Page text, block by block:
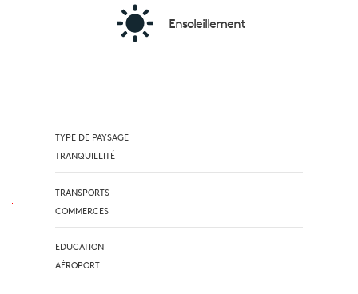
Ensoleillement
TYPE DE PAYSAGE
TRANQUILLITÉ
TRANSPORTS
COMMERCES
EDUCATION
AÉROPORT